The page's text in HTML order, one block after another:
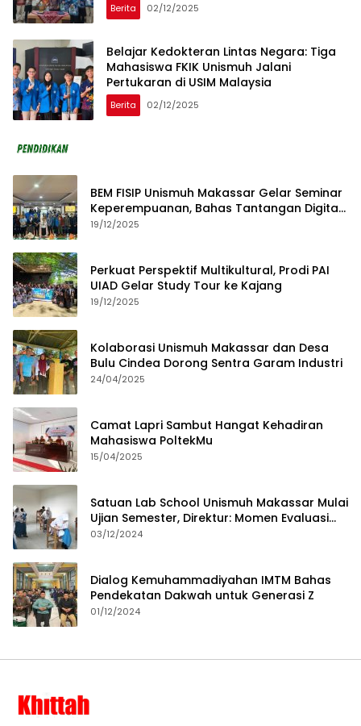
Berita 02/12/2025
Belajar Kedokteran Lintas Negara: Tiga
Mahasiswa FKIK Unismuh Jalani
Pertukaran di USIM Malaysia
Berita 02/12/2025
BEM FISIP Unismuh Makassar Gelar Seminar
Keperempuanan, Bahas Tantangan Digital
dan Budaya Lokal
19/12/2025
Perkuat Perspektif Multikultural, Prodi PAI
UIAD Gelar Study Tour ke Kajang
19/12/2025
Kolaborasi Unismuh Makassar dan Desa
Bulu Cindea Dorong Sentra Garam Industri
24/04/2025
Camat Lapri Sambut Hangat Kehadiran
Mahasiswa PoltekMu
15/04/2025
Satuan Lab School Unismuh Makassar Mulai
Ujian Semester, Direktur: Momen Evaluasi
Proses Pembelajaran
03/12/2024
Dialog Kemuhammadiyahan IMTM Bahas
Pendekatan Dakwah untuk Generasi Z
01/12/2024